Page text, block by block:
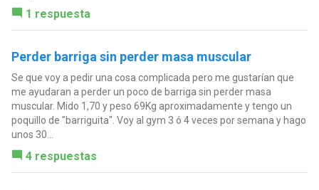
1 respuesta
Perder barriga sin perder masa muscular
Se que voy a pedir una cosa complicada pero me gustarían que
me ayudaran a perder un poco de barriga sin perder masa
muscular. Mido 1,70 y peso 69Kg aproximadamente y tengo un
poquillo de "barriguita". Voy al gym 3 ó 4 veces por semana y hago
unos 30...
4 respuestas